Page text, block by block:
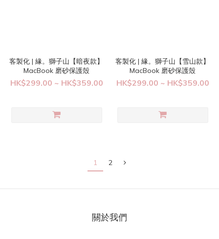
客製化 | 緣。獅子山【暗夜款】
MacBook 磨砂保護殼
HK$299.00 ~ HK$359.00
客製化 | 緣。獅子山【雪山款】
MacBook 磨砂保護殼
HK$299.00 ~ HK$359.00
1 2
關於我們